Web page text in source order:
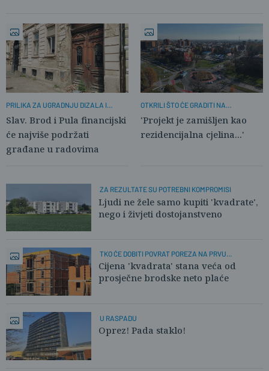
PRILIKA ZA UGRADNJU DIZALA I
Slav. Brod i Pula financijski
će najviše podržati
građane u radovima
OTKRILI ŠTO ĆE GRADITI NA
'Projekt je zamišljen kao
rezidencijalna cjelina...'
ZA REZULTATE SU POTREBNI KOMPROMISI
Ljudi ne žele samo kupiti 'kvadrate',
nego i živjeti dostojanstveno
TKO ĆE DOBITI POVRAT POREZA NA PRVU
NEKRETNINU?
Cijena 'kvadrata' stana veća od
prosječne brodske neto plaće
U RASPADU
Oprez! Pada staklo!